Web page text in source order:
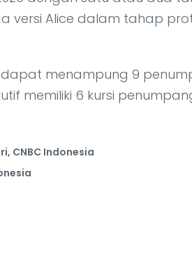
versi Alice dalam tahap
dapat menampung 9
memiliki 6 kursi
CNBC Indonesia